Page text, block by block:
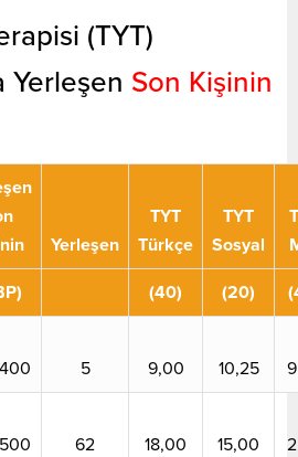
(TYT)
Yerleşen Son Kişinin
Yerleşen
TYT
Türkçe
TYT
Sosyal
(40) (20)
5 9,00 10,25
62 18,00 15,00